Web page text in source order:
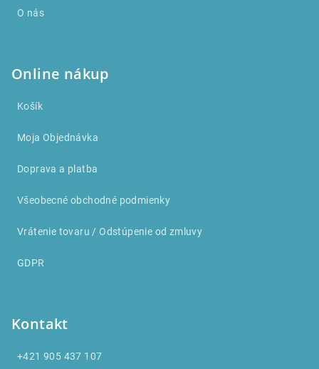
O nás
Online nákup
Košík
Moja Objednávka
Doprava a platba
Všeobecné obchodné podmienky
Vrátenie tovaru / Odstúpenie od zmluvy
GDPR
Kontakt
+421 905 437 107